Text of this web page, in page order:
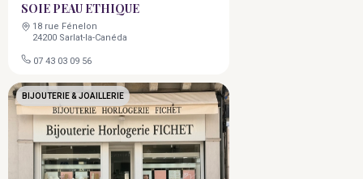
SOIE PEAU ETHIQUE
18 rue Fénelon
24200 Sarlat-la-Canéda
07 43 03 09 56
BIJOUTERIE & JOAILLERIE